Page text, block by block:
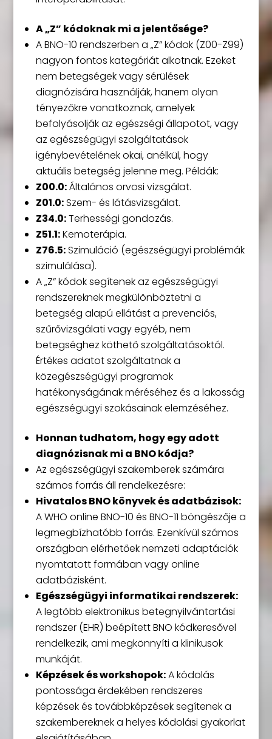
A „Z” kódoknak mi a jelentősége?
A BNO-10 rendszerben a „Z” kódok (Z00-Z99)
nagyon fontos kategóriát alkotnak. Ezeket
nem betegségek vagy sérülések
diagnózisára használják, hanem olyan
tényezőkre vonatkoznak, amelyek
befolyásolják az egészségi állapotot, vagy
az egészségügyi szolgáltatások
igénybevételének okai, anélkül, hogy
aktuális betegség jelenne meg. Példák:
Z00.0:Általános orvosi vizsgálat.
Z01.0:Szem- és látásvizsgálat.
Z34.0:Terhességi gondozás.
Z51.1:Kemoterápia.
Z76.5:Szimuláció (egészségügyi problémák
szimulálása).
A „Z” kódok segítenek az egészségügyi
rendszereknek megkülönböztetni a
betegség alapú ellátást a prevenciós,
szűrővizsgálati vagy egyéb, nem
betegséghez köthető szolgáltatásoktól.
Értékes adatot szolgáltatnak a
közegészségügyi programok
hatékonyságának méréséhez és a lakosság
egészségügyi szokásainak elemzéséhez.
Honnan tudhatom, hogy egy adott
diagnózisnak mi a BNO kódja?
Az egészségügyi szakemberek számára
számos forrás áll rendelkezésre:
Hivatalos BNO könyvek és adatbázisok:
A WHO online BNO-10 és BNO-11 böngészője a
legmegbízhatóbb forrás. Ezenkívül számos
országban elérhetőek nemzeti adaptációk
nyomtatott formában vagy online
adatbázisként.
Egészségügyi informatikai rendszerek:
A legtöbb elektronikus betegnyilvántartási
rendszer (EHR) beépített BNO kódkeresővel
rendelkezik, ami megkönnyíti a klinikusok
munkáját.
Képzések és workshopok:A kódolás
pontossága érdekében rendszeres
képzések és továbbképzések segítenek a
szakembereknek a helyes kódolási gyakorlat